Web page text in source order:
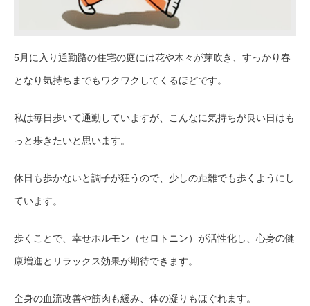
5月に入り通勤路の住宅の庭には花や木々が芽吹き、すっかり春
となり気持ちまでもワクワクしてくるほどです。
私は毎日歩いて通勤していますが、こんなに気持ちが良い日はも
っと歩きたいと思います。
休日も歩かないと調子が狂うので、少しの距離でも歩くようにし
ています。
歩くことで、幸せホルモン（セロトニン）が活性化し、心身の健
康増進とリラックス効果が期待できます。
全身の血流改善や筋肉も緩み、体の凝りもほぐれます。